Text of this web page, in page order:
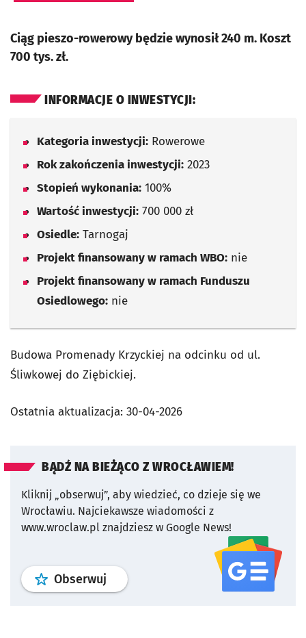
Ciąg pieszo-rowerowy będzie wynosił 240 m. Koszt
700 tys. zł.
INFORMACJE O INWESTYCJI:
Kategoria inwestycji: Rowerowe
Rok zakończenia inwestycji: 2023
Stopień wykonania: 100%
Wartość inwestycji: 700 000 zł
Osiedle: Tarnogaj
Projekt finansowany w ramach WBO: nie
Projekt finansowany w ramach Funduszu
Osiedlowego: nie
Budowa Promenady Krzyckiej na odcinku od ul.
Śliwkowej do Ziębickiej.
Ostatnia aktualizacja: 30-04-2026
BĄDŹ NA BIEŻĄCO Z WROCŁAWIEM!
Kliknij „obserwuj”, aby wiedzieć, co dzieje się we
Wrocławiu. Najciekawsze wiadomości z
www.wroclaw.pl znajdziesz w Google News!
Obserwuj profil serwisu